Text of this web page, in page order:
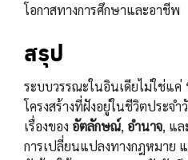
โอกาสทางการศึกษาและอาชีพ
สรุป
ระบบวรรณะในอินเดียไม่ใช่แค่
โครงสร้างที่ฝังอยู่ในชีวิตประจ
เรื่องของ อัตลักษณ์, อำนาจ, แล
การเปลี่ยนแปลงทางกฎหมาย